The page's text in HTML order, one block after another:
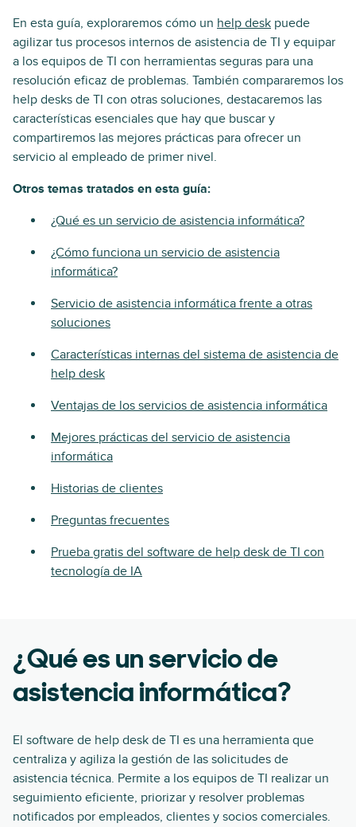
En esta guía, exploraremos cómo un help desk puede
agilizar tus procesos internos de asistencia de TI y equipar
a los equipos de TI con herramientas seguras para una
resolución eficaz de problemas. También compararemos los
help desks de TI con otras soluciones, destacaremos las
características esenciales que hay que buscar y
compartiremos las mejores prácticas para ofrecer un
servicio al empleado de primer nivel.
Otros temas tratados en esta guía:
¿Qué es un servicio de asistencia informática?
¿Cómo funciona un servicio de asistencia
informática?
Servicio de asistencia informática frente a otras
soluciones
Características internas del sistema de asistencia de
help desk
Ventajas de los servicios de asistencia informática
Mejores prácticas del servicio de asistencia
informática
Historias de clientes
Preguntas frecuentes
Prueba gratis del software de help desk de TI con
tecnología de IA
¿Qué es un servicio de
asistencia informática?
El software de help desk de TI es una herramienta que
centraliza y agiliza la gestión de las solicitudes de
asistencia técnica. Permite a los equipos de TI realizar un
seguimiento eficiente, priorizar y resolver problemas
notificados por empleados, clientes y socios comerciales.